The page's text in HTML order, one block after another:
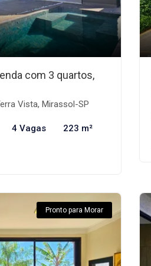
com 3 quartos,
Vista, Mirassol-SP
4 Vagas 223 m²
Pronto para Morar